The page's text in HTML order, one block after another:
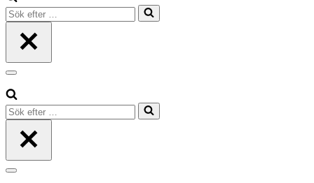
Sök
efter
Navigeringsmeny
Sök
efter
Navigeringsmeny